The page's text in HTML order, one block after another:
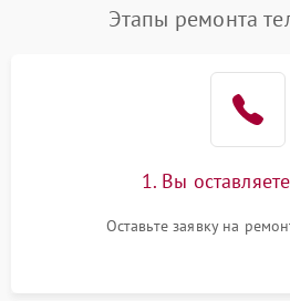
Этапы ремонта
1. Вы
Оставьте заявку на